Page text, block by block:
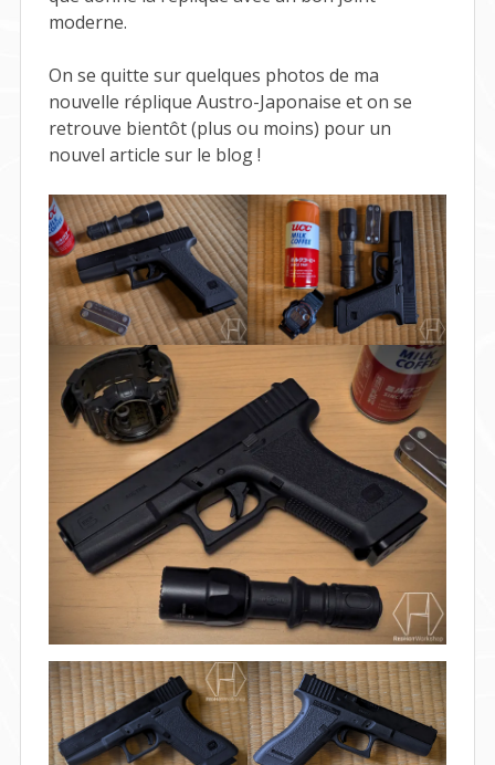
moderne.
On se quitte sur quelques photos de ma
nouvelle réplique Austro-Japonaise et on se
retrouve bientôt (plus ou moins) pour un
nouvel article sur le blog !